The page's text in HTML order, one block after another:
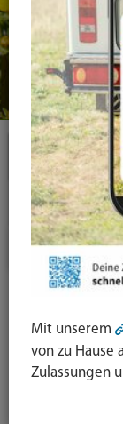
Kontakt
Ihr Kontakt
Kontakt
Kontakt
Mit unserem
von zu Hause
Zulassungen